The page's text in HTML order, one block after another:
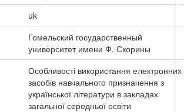
uk
Гомельский государственный
университет имени Ф. Скорины
Особливості використання електронних
засобів навчального призначення з
української літератури в закладах
загальної середньої освіти